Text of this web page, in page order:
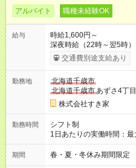
アルバイト 職種未経験OK
給与
時給1,600円～
深夜時給（22時～翌5時）：1600円 【試用期
試用期間の長さ：1ヶ月
試用期間の実態は30日
同時給）
交通費別途支給あり
勤務地
北海道千歳市
北海道千歳市あずさ4丁
株式会社すき家
勤務時間
シフト制
1日あたりの実働時間：
週2日～・1日2h～OK◎
のみ勤務可能です（18歳未満
期間 春・夏・冬休み期間限定